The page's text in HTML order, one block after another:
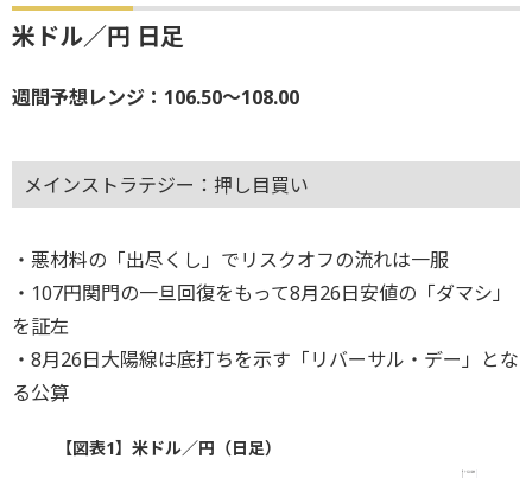
米ドル／円 日足
週間予想レンジ：106.50～108.00
メインストラテジー：押し目買い
・悪材料の「出尽くし」でリスクオフの流れは一服
・107円関門の一旦回復をもって8月26日安値の「ダマシ」
を証左
・8月26日大陽線は底打ちを示す「リバーサル・デー」とな
る公算
【図表1】米ドル／円（日足）